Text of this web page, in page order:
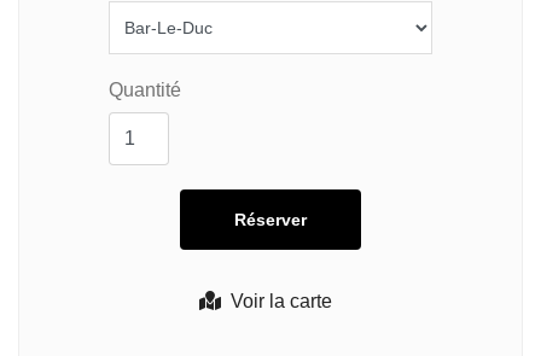
Voir la carte
Quantité